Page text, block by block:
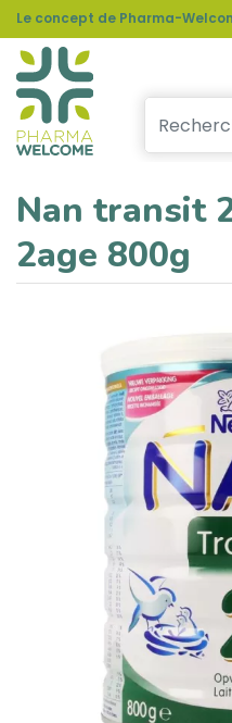
Le concept de Pharma-
Nan transit
2age 800g